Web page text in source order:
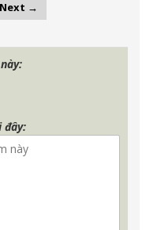
Next →
đây: